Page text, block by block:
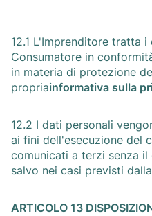
12.1 L'Imprenditore tratta
Consumatore in
in materia di protezione
propriainformativa sulla
12.2 I dati personali
ai fini dell'esecuzione del
comunicati a terzi senza il
salvo nei casi previsti
ARTICOLO 13